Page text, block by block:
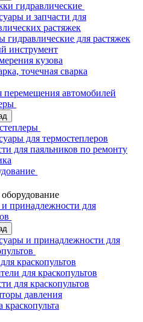
гидравлические
и запчасти для
растяжек
гидравлические для растяжек
инструмент
кузова
точечная сварка
перемещения автомобилей
для термостеплеров
для паяльников по ремонту
принадлежности для
и принадлежности для
краскопультов
для краскопультов
для краскопультов
давления
краскопульта